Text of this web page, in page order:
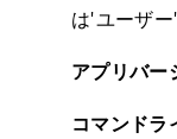
は'ユーザ
アプリバー
コマンドラ